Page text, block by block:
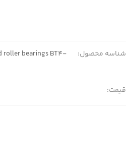
شناسه محصول:
roller bearings BT4-
قیمت: